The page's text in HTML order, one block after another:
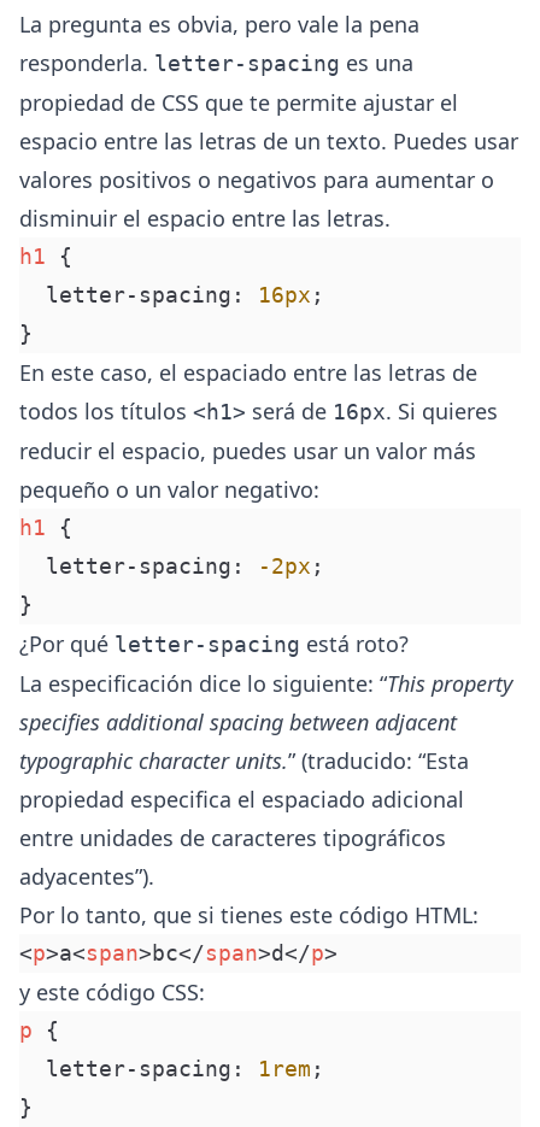
La pregunta es obvia, pero vale la pena
responderla. letter-spacing es una
propiedad de CSS que te permite ajustar el
espacio entre las letras de un texto. Puedes usar
valores positivos o negativos para aumentar o
disminuir el espacio entre las letras.
h1 {
  letter-spacing
: 16px ;
}
En este caso, el espaciado entre las letras de
todos los títulos <h1> será de 16px. Si quieres
reducir el espacio, puedes usar un valor más
pequeño o un valor negativo:
h1 {
  letter-spacing
: -2px ;
}
¿Por qué letter-spacing está roto?
La especificación dice lo siguiente: “This property
specifies additional spacing between adjacent
typographic character units.” (traducido: “Esta
propiedad especifica el espaciado adicional
entre unidades de caracteres tipográficos
adyacentes”).
Por lo tanto, que si tienes este código HTML:
<p>a<span>bc</span>d</p>
y este código CSS:
p {
  letter-spacing
: 1rem ;
}